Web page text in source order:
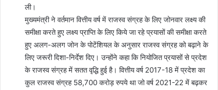
ली।
मुख्यमंत्री ने वर्तमान वित्तीय वर्ष में राजस्व संग्रह के लिए जोनवार लक्ष्य की
समीक्षा करते हुए लक्ष्य प्राप्ति के लिए किये जा रहे प्रयासों की समीक्षा करते
हुए अलग-अलग जोन के पोटेंशियल के अनुसार राजस्व संग्रह को बढ़ाने के
लिए जरूरी दिशा-निर्देश दिए। उन्होंने कहा कि नियोजित प्रयासों से प्रदेश
के राजस्व संग्रह में सतत वृद्धि हुई है। वित्तीय वर्ष 2017-18 में प्रदेश का
कुल राजस्व संग्रह 58,700 करोड़ रुपये था जो वर्ष 2021-22 में बढ़कर